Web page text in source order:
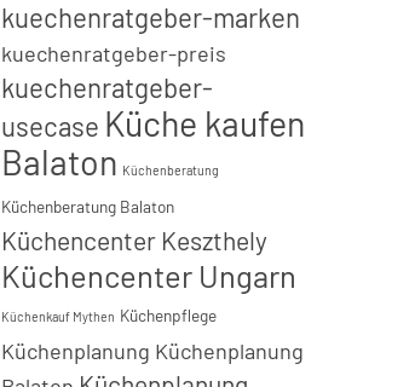
kuechenratgeber-marken
kuechenratgeber-preis
kuechenratgeber-
usecase Küche kaufen
Balaton Küchenberatung
Küchenberatung Balaton
Küchencenter Keszthely
Küchencenter Ungarn
Küchenkauf Mythen Küchenpflege
Küchenplanung Küchenplanung